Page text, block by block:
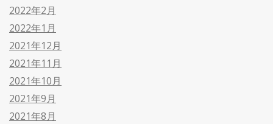
2022年2月
2022年1月
2021年12月
2021年11月
2021年10月
2021年9月
2021年8月